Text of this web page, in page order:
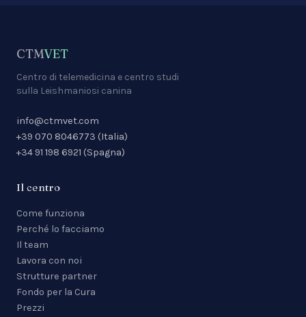
CTMVET
Centro di telemedicina e centro studi
sulla Leishmaniosi canina
info@ctmvet.com
+39 070 8046773 (Italia)
+34 91 198 6921 (Spagna)
Il centro
Come funziona
Perché lo facciamo
Il team
Lavora con noi
Strutture partner
Fondo per la Cura
Prezzi